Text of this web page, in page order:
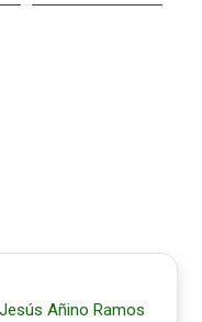
Añino Ramos